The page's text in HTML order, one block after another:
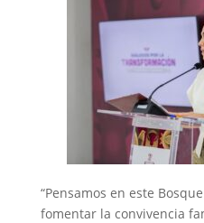
“Pensamos en este
fomentar la convivencia